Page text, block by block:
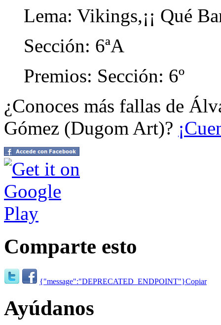
Lema: Vikings,¡¡ Qué
Sección: 6ªA
Premios: Sección: 6º
¿Conoces más fallas de
Gómez (Dugom Art)?
Comparte esto
{"message":"DEPRECATED_ENDPOINT"}Copiar
Ayúdanos